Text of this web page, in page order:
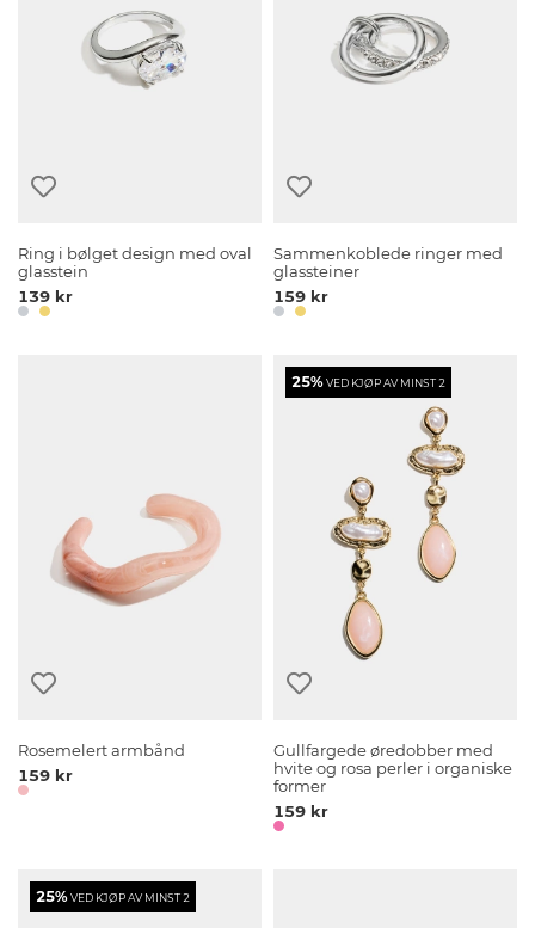
Ring i bølget design med oval
glasstein
139 kr
Sammenkoblede ringer med
glassteiner
159 kr
Rosemelert armbånd
159 kr
25%VED KJØP AV MINST 2
Gullfargede øredobber med
hvite og rosa perler i organiske
former
159 kr
25%VED KJØP AV MINST 2